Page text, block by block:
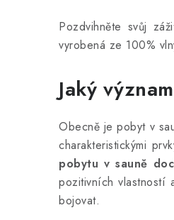
Pozdvihněte svůj
vyrobená ze 100%
Jaký
Obecně je pobyt v
charakteristickými
pobytu v sauně
pozitivních vlastností
bojovat.